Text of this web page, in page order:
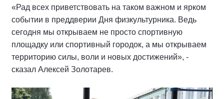
«Рад всех приветствовать на таком важном и ярком
событии в преддверии Дня физкультурника. Ведь
сегодня мы открываем не просто спортивную
площадку или спортивный городок, а мы открываем
территорию силы, воли и новых достижений», -
сказал Алексей Золотарев.